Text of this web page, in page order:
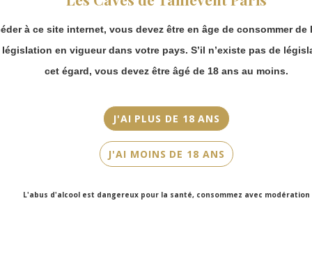
à ce site internet, vous devez être en âge de consommer de
législation en vigueur dans votre pays. S’il n’existe pas de
cet égard, vous devez être âgé de 18 ans au moins.
J'AI PLUS DE 18 ANS
J'AI MOINS DE 18 ANS
L'abus d'alcool est dangereux pour la santé, consommez avec modération
2017
Couleur
Merci de bien
prendre en compte :
Les envois
partir du 31 août.
Les commandes
en click-and-
collect (cave
Faubourg Saint-
Victor Hugo)